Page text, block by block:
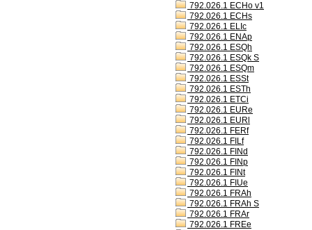
792.026.1 ECHo v1
792.026.1 ECHs
792.026.1 ELIc
792.026.1 ENAp
792.026.1 ESQh
792.026.1 ESQk S
792.026.1 ESQm
792.026.1 ESSt
792.026.1 ESTh
792.026.1 ETCi
792.026.1 EURe
792.026.1 EURl
792.026.1 FERf
792.026.1 FILf
792.026.1 FINd
792.026.1 FINp
792.026.1 FINt
792.026.1 FIUe
792.026.1 FRAh
792.026.1 FRAh S
792.026.1 FRAr
792.026.1 FREe